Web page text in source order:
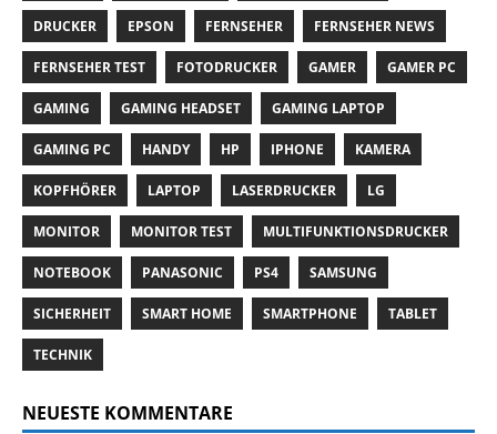
DRUCKER EPSON FERNSEHER FERNSEHER NEWS
FERNSEHER TEST FOTODRUCKER GAMER GAMER PC
GAMING GAMING HEADSET GAMING LAPTOP
GAMING PC HANDY HP IPHONE KAMERA
KOPFHÖRER LAPTOP LASERDRUCKER LG
MONITOR MONITOR TEST MULTIFUNKTIONSDRUCKER
NOTEBOOK PANASONIC PS4 SAMSUNG
SICHERHEIT SMART HOME SMARTPHONE TABLET
TECHNIK
NEUESTE KOMMENTARE